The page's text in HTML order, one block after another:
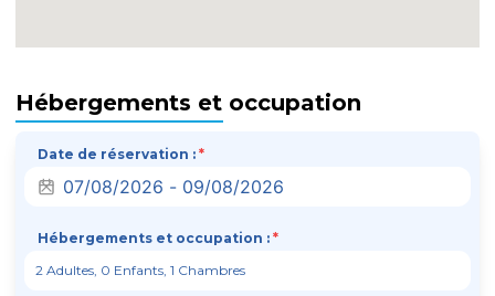
Hébergements et occupation
Date de réservation : *
Hébergements et occupation : *